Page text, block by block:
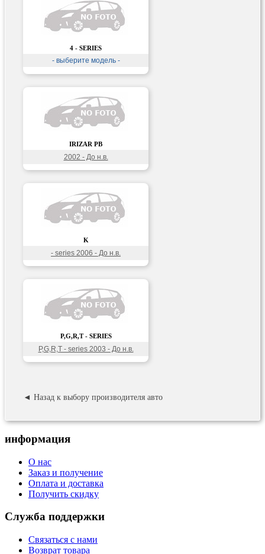
4 - SERIES
- выберите модель -
IRIZAR PB
2002 - До н.в.
K
- series 2006 - До н.в.
P,G,R,T - SERIES
P,G,R,T - series 2003 - До н.в.
◄ Назад к выбору производителя авто
информация
О нас
Заказ и получение
Оплата и доставка
Получить скидку
Служба поддержки
Связаться с нами
Возврат товара